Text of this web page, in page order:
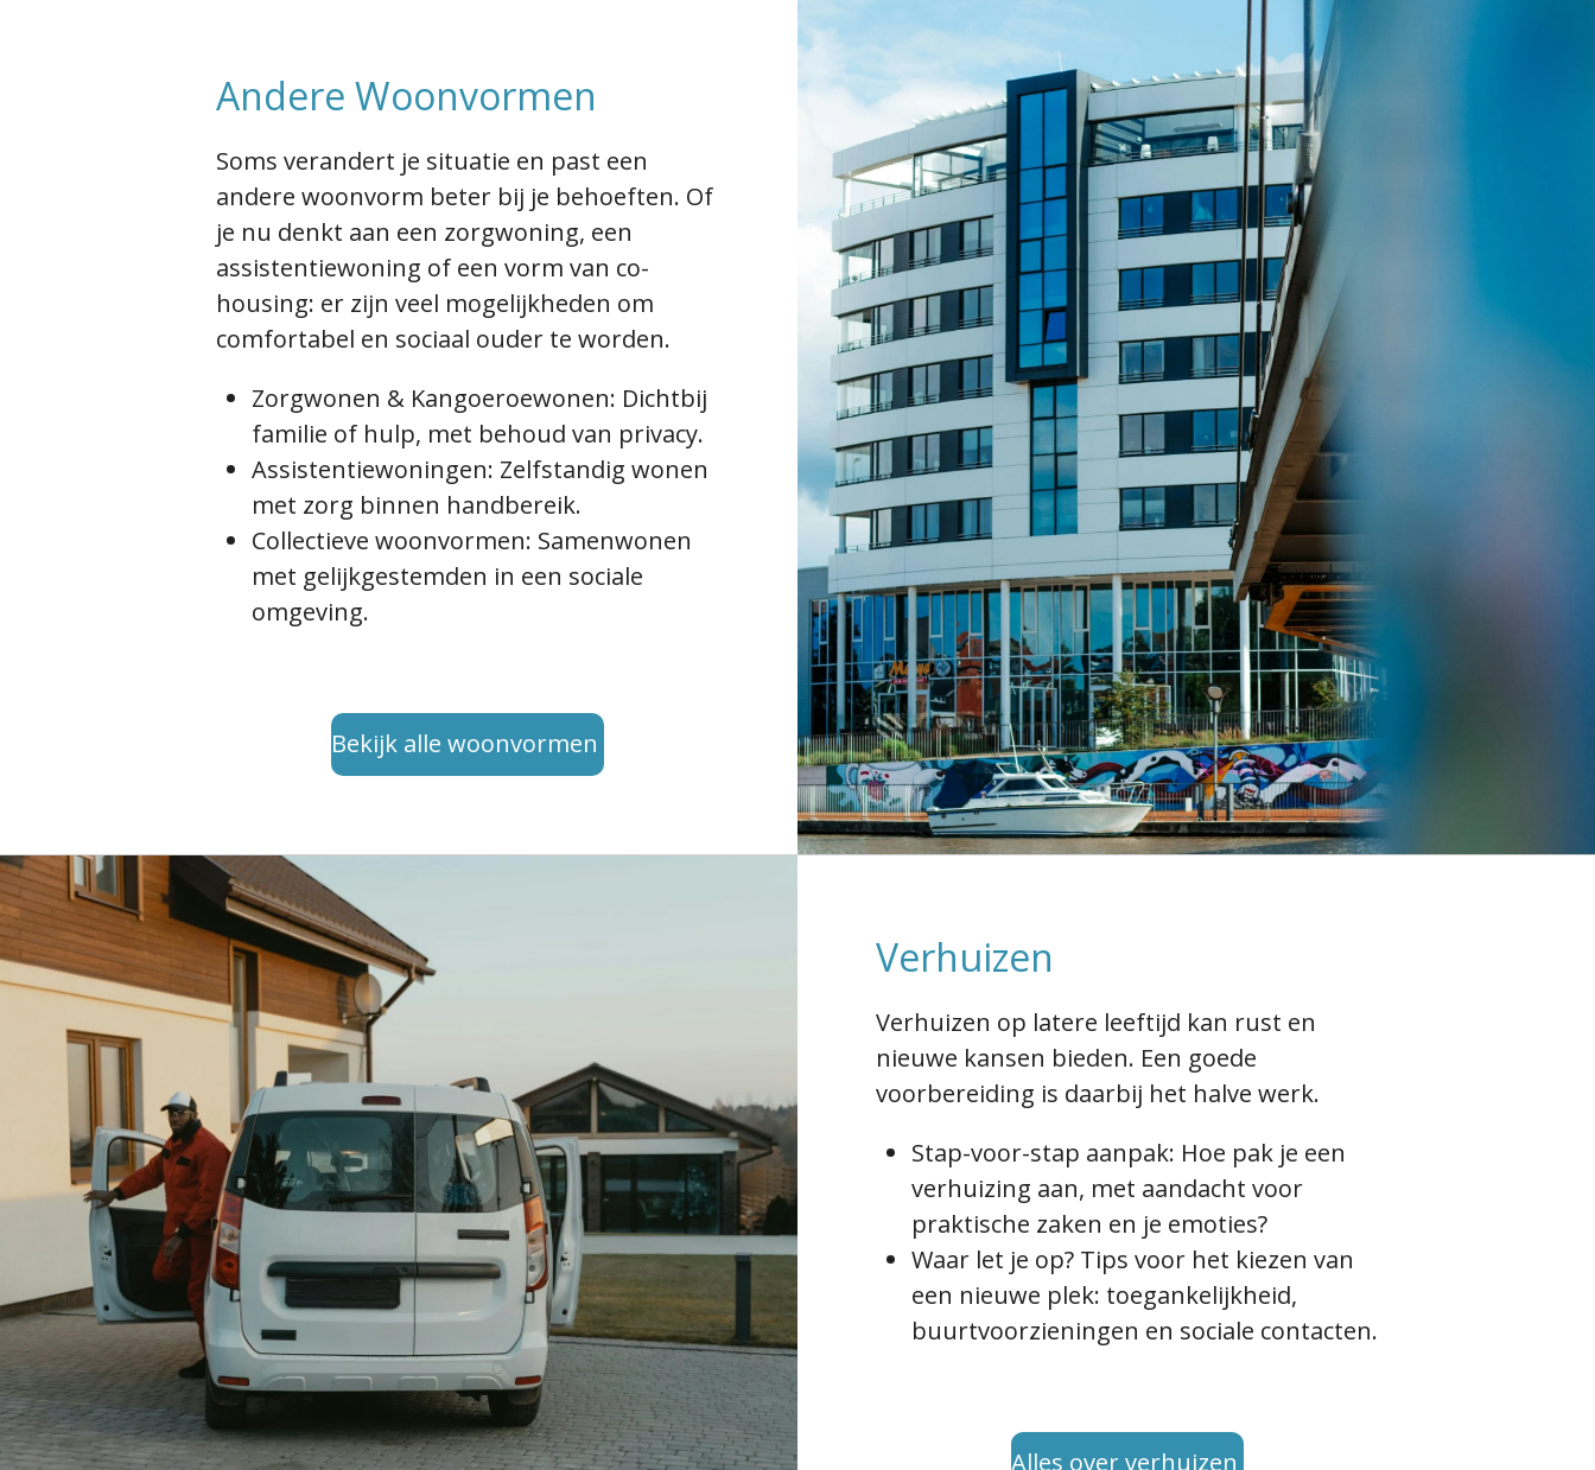
Andere Woonvormen
Soms verandert je situatie en past een
andere woonvorm beter bij je behoeften. Of
je nu denkt aan een zorgwoning, een
assistentiewoning of een vorm van co-
housing: er zijn veel mogelijkheden om
comfortabel en sociaal ouder te worden.
Zorgwonen & Kangoeroewonen: Dichtbij
familie of hulp, met behoud van privacy.
Assistentiewoningen: Zelfstandig wonen
met zorg binnen handbereik.
Collectieve woonvormen: Samenwonen
met gelijkgestemden in een sociale
omgeving.
Bekijk alle woonvormen
Verhuizen
Verhuizen op latere leeftijd kan rust en
nieuwe kansen bieden. Een goede
voorbereiding is daarbij het halve werk.
Stap-voor-stap aanpak: Hoe pak je een
verhuizing aan, met aandacht voor
praktische zaken en je emoties?
Waar let je op? Tips voor het kiezen van
een nieuwe plek: toegankelijkheid,
buurtvoorzieningen en sociale contacten.
Alles over verhuizen